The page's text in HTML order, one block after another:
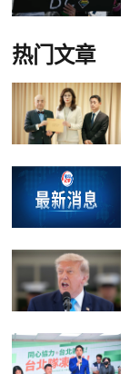
热门文章